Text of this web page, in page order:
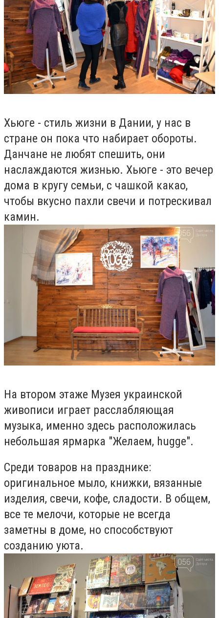
Хьюге - стиль жизни в Дании, у нас в
стране он пока что набирает обороты.
Данчане не любят спешить, они
наслаждаются жизнью. Хьюге - это вечер
дома в кругу семьи, с чашкой какао,
чтобы вкусно пахли свечи и потрескивал
камин.
На втором этаже Музея украинской
живописи играет расслабляющая
музыка, именно здесь расположилась
небольшая ярмарка "Желаем, hugge".
Среди товаров на празднике:
оригинальное мыло, книжки, вязанные
изделия, свечи, кофе, сладости. В общем,
все те мелочи, которые не всегда
заметны в доме, но способствуют
созданию уюта.